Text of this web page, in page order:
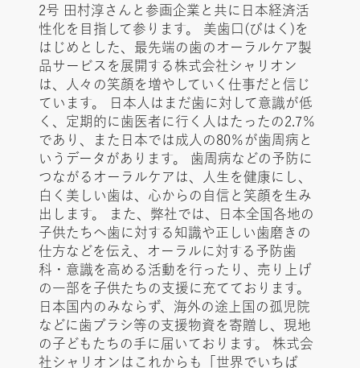
2号 田村淳さんと参画企業と共に日本経済活
性化を目指して参ります。 美歯口(びはく)を
はじめとした、最先端の歯のオーラルケア製
品サービスを展開する株式会社シャリオン
は、人々の笑顔を増やしていく仕事だと信じ
ています。 日本人はまだ歯に対して意識が低
く、定期的に歯医者に行く人はたったの2.7％
であり、また日本では成人の80％が歯周病と
いうデータがあります。 歯周病などの予防に
つながるオーラルケアは、人生を健康にし、
白く美しい歯は、心からの自信と笑顔を生み
出します。 また、弊社では、日本全国各地の
子供たちへ歯に対する知識や正しい歯磨きの
仕方などを伝え、オーラルに対する予防歯
科・意識を高める活動を行ったり、売り上げ
の一部を子供たちの支援に充てております。
日本国内のみならず、海外の途上国の孤児院
などに歯ブラシ等の支援物資を寄贈し、現地
の子どもたちの手に届いております。 株式会
社シャリオンはこれからも「世界でいちば